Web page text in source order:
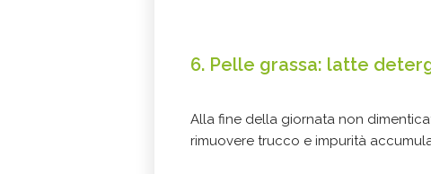
6. Pelle grassa: latte
Alla fine della giornata non
rimuovere trucco e impurità